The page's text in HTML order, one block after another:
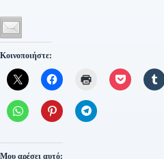
Κοινοποιήστε:
Μου αρέσει αυτό: